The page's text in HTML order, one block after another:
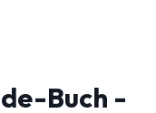
Buch -